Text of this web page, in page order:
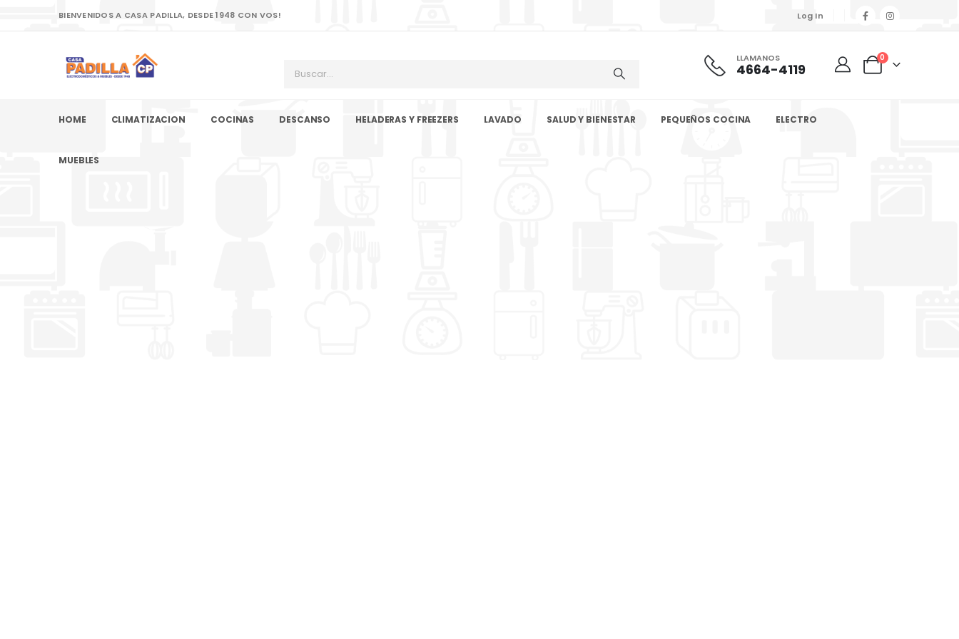
BIENVENIDOS A CASA PADILLA, DESDE 1948 CON VOS! Log In
LLAMANOS
4664-4119
0
HOME CLIMATIZACION COCINAS DESCANSO HELADERAS Y FREEZERS LAVADO SALUD Y BIENESTAR PEQUEÑOS COCINA ELECTRO
MUEBLES